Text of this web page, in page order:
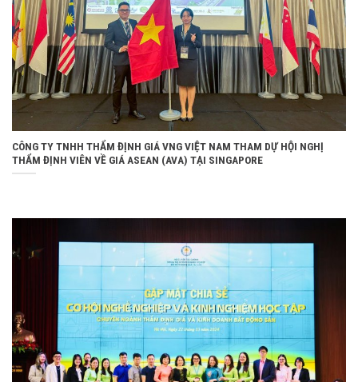
CÔNG TY TNHH THẨM ĐỊNH GIÁ VNG VIỆT NAM THAM DỰ HỘI NGHỊ
THẨM ĐỊNH VIÊN VỀ GIÁ ASEAN (AVA) TẠI SINGAPORE